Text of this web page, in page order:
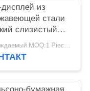
из
стали
слизистый
потокомер
обсуждаемый MOQ:1 Piece / Pieces
бумажная